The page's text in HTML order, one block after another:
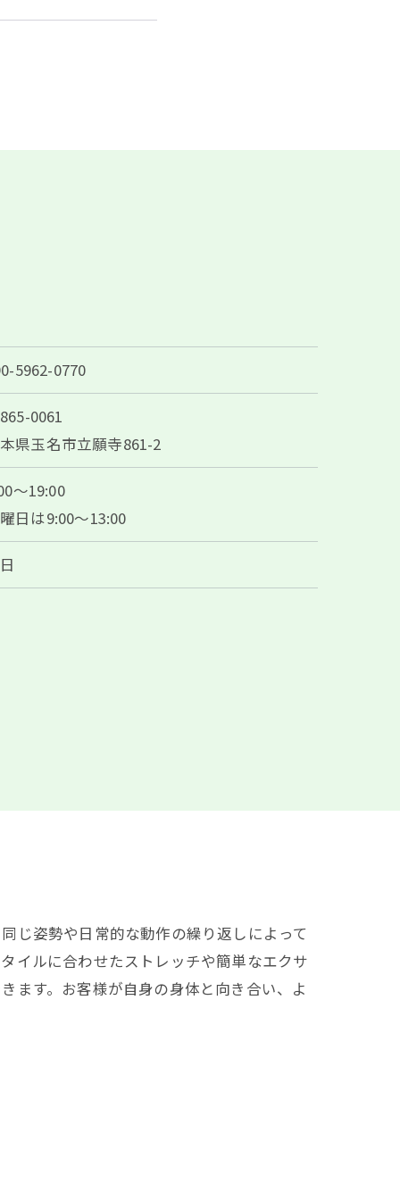
5962-0770
0061
県玉名市立願寺861-2
～19:00
日は9:00～13:00
じ姿勢や日常的な動作の繰り返しによって
イルに合わせたストレッチや簡単なエクサ
ます。お客様が自身の身体と向き合い、よ